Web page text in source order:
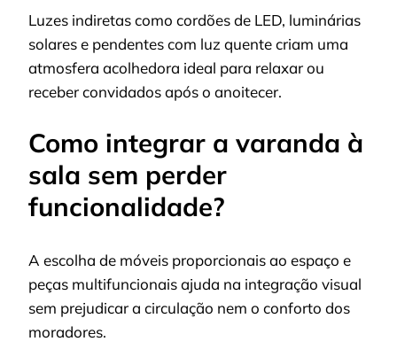
Luzes indiretas como cordões de LED, luminárias
solares e pendentes com luz quente criam uma
atmosfera acolhedora ideal para relaxar ou
receber convidados após o anoitecer.
Como integrar a varanda à
sala sem perder
funcionalidade?
A escolha de móveis proporcionais ao espaço e
peças multifuncionais ajuda na integração visual
sem prejudicar a circulação nem o conforto dos
moradores.